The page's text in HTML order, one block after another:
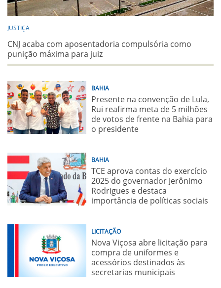
JUSTIÇA
CNJ acaba com aposentadoria compulsória como
punição máxima para juiz
BAHIA
Presente na convenção de Lula,
Rui reafirma meta de 5 milhões
de votos de frente na Bahia para
o presidente
BAHIA
TCE aprova contas do exercício
2025 do governador Jerônimo
Rodrigues e destaca
importância de políticas sociais
LICITAÇÃO
Nova Viçosa abre licitação para
compra de uniformes e
acessórios destinados às
secretarias municipais